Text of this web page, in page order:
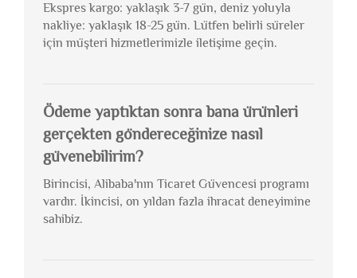
Ekspres kargo: yaklaşık 3-7 gün, deniz yoluyla
nakliye: yaklaşık 18-25 gün. Lütfen belirli süreler
için müşteri hizmetlerimizle iletişime geçin.
Ödeme yaptıktan sonra bana ürünleri
gerçekten göndereceğinize nasıl
güvenebilirim?
Birincisi, Alibaba'nın Ticaret Güvencesi programı
vardır. İkincisi, on yıldan fazla ihracat deneyimine
sahibiz.